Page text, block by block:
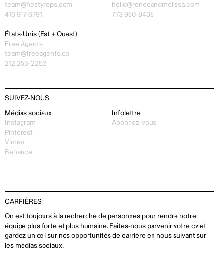
team@hestyreps.com
416 917-6791
États-Unis (Est + Ouest)
Free Agents
team@freeagents.co
212 255-2252
hello@reneeandmelissa.com
773 960-8438
SUIVEZ-NOUS
Médias sociaux
Instagram
Pinterest
Vimeo
Behance
Infolettre
Abonnez-vous
CARRIÈRES
On est toujours à la recherche de personnes pour rendre notre
équipe plus forte et plus humaine. Faites-nous parvenir votre cv et
gardez un œil sur nos opportunités de carrière en nous suivant sur
les médias sociaux.